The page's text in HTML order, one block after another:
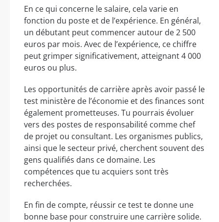
En ce qui concerne le salaire, cela varie en
fonction du poste et de l’expérience. En général,
un débutant peut commencer autour de 2 500
euros par mois. Avec de l’expérience, ce chiffre
peut grimper significativement, atteignant 4 000
euros ou plus.
Les opportunités de carrière après avoir passé le
test ministère de l’économie et des finances sont
également prometteuses. Tu pourrais évoluer
vers des postes de responsabilité comme chef
de projet ou consultant. Les organismes publics,
ainsi que le secteur privé, cherchent souvent des
gens qualifiés dans ce domaine. Les
compétences que tu acquiers sont très
recherchées.
En fin de compte, réussir ce test te donne une
bonne base pour construire une carrière solide.